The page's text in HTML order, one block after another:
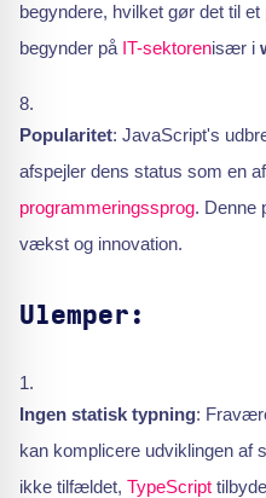
begyndere, hvilket gør det til
begynder på IT-sektorenisær i
Popularitet: JavaScript's
afspejler dens status som en
programmeringssprog. Denne
vækst og innovation.
Ulemper:
Ingen statisk typning:
kan komplicere udviklingen af
ikke tilfældet, TypeScript